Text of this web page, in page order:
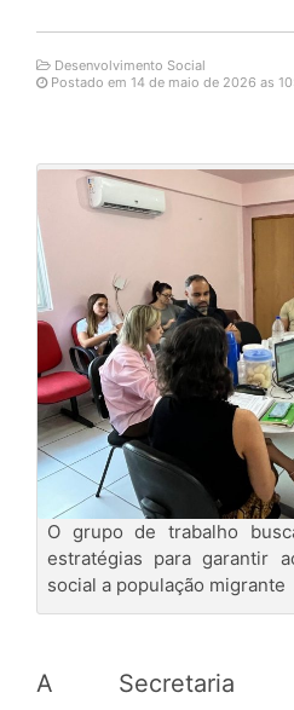
Desenvolvimento Social
Postado em 14 de maio de 2026 as
O grupo de trabalho
estratégias para garantir
social a população migrante
A Secretaria